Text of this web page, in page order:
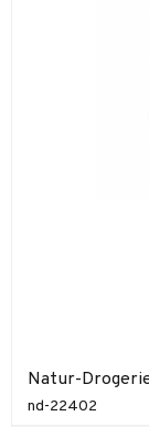
Natur-
nd-22402